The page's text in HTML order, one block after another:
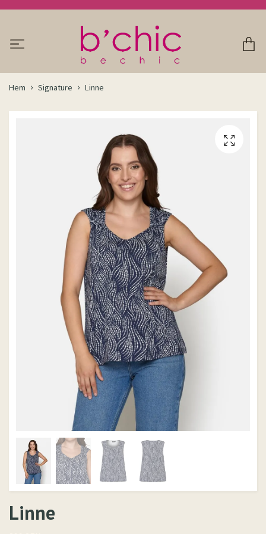
Hem Signature Linne
Linne